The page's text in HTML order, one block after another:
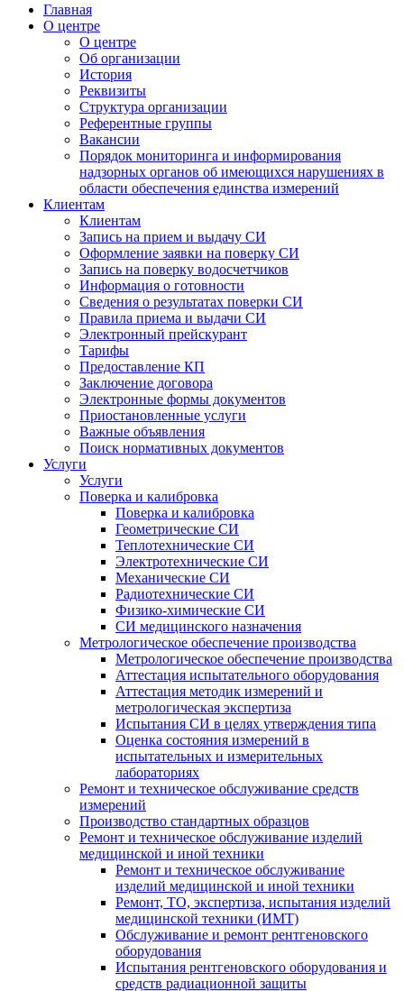
Главная
О центре
О центре
Об организации
История
Реквизиты
Структура организации
Референтные группы
Вакансии
Порядок мониторинга и информирования
надзорных органов об имеющихся нарушениях в
области обеспечения единства измерений
Клиентам
Клиентам
Запись на прием и выдачу СИ
Оформление заявки на поверку СИ
Запись на поверку водосчетчиков
Информация о готовности
Сведения о результатах поверки СИ
Правила приема и выдачи СИ
Электронный прейскурант
Тарифы
Предоставление КП
Заключение договора
Электронные формы документов
Приостановленные услуги
Важные объявления
Поиск нормативных документов
Услуги
Услуги
Поверка и калибровка
Поверка и калибровка
Геометрические СИ
Теплотехнические СИ
Электротехнические СИ
Механические СИ
Радиотехнические СИ
Физико-химические СИ
СИ медицинского назначения
Метрологическое обеспечение производства
Метрологическое обеспечение производства
Аттестация испытательного оборудования
Аттестация методик измерений и
метрологическая экспертиза
Испытания СИ в целях утверждения типа
Оценка состояния измерений в
испытательных и измерительных
лабораториях
Ремонт и техническое обслуживание средств
измерений
Производство стандартных образцов
Ремонт и техническое обслуживание изделий
медицинской и иной техники
Ремонт и техническое обслуживание
изделий медицинской и иной техники
Ремонт, ТО, экспертиза, испытания изделий
медицинской техники (ИМТ)
Обслуживание и ремонт рентгеновского
оборудования
Испытания рентгеновского оборудования и
средств радиационной защиты